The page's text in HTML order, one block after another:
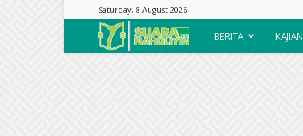
Saturday, 8 August 2026.
Suara
BERITA KAJIAN